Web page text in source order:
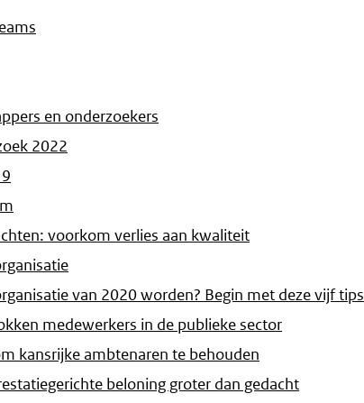
en onderzoekers
2022
voorkom verlies aan kwaliteit
van 2020 worden? Begin met deze vijf tips
medewerkers in de publieke sector
kansrijke ambtenaren te behouden
beloning groter dan gedacht